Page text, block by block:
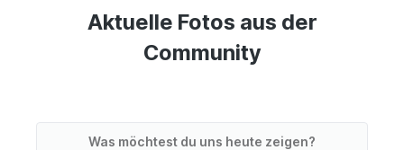
Aktuelle Fotos aus der
Community
Was möchtest du uns heute zeigen?